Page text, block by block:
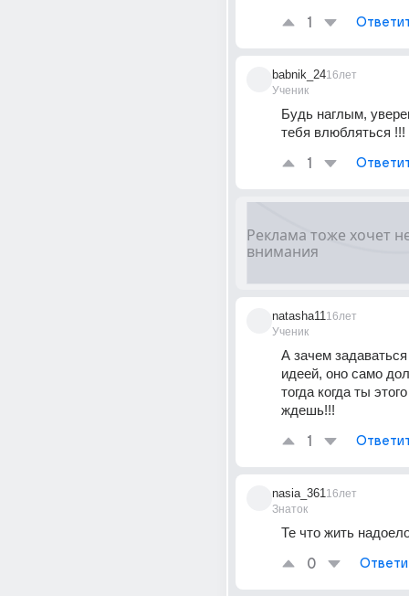
1
babnik_24
Ученик
16лет
Будь наглым,
тебя влюбляться !!!
1
natasha11
Ученик
16лет
А зачем
идеей, оно само
тогда когда ты
ждешь!!!
1
nasia_361
Знаток
16лет
Те что жить
0